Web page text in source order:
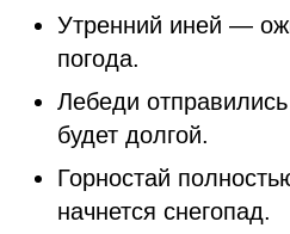
Утренний иней —
погода.
Лебеди
будет долгой.
Горностай
начнется снегопад.